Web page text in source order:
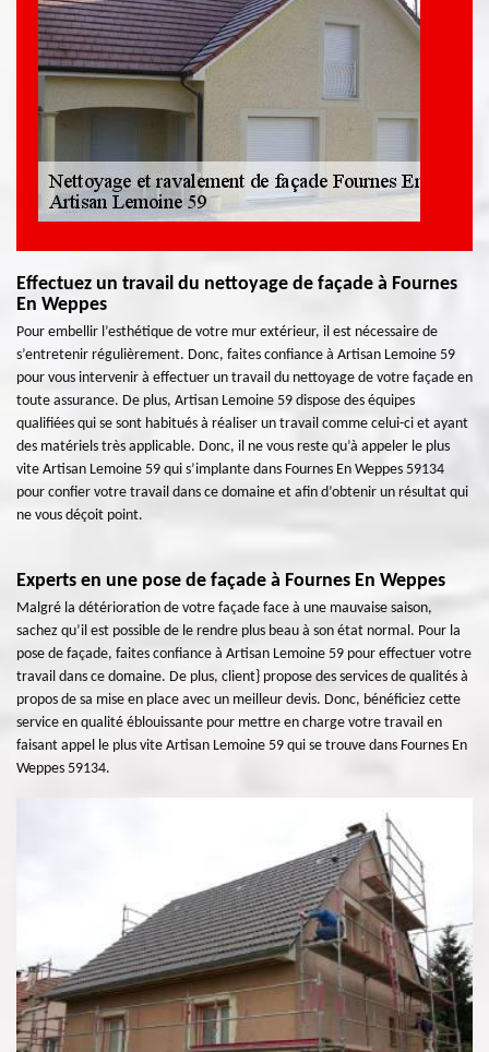
Effectuez un travail du nettoyage de façade à Fournes
En Weppes
Pour embellir l’esthétique de votre mur extérieur, il est nécessaire de
s’entretenir régulièrement. Donc, faites confiance à Artisan Lemoine 59
pour vous intervenir à effectuer un travail du nettoyage de votre façade en
toute assurance. De plus, Artisan Lemoine 59 dispose des équipes
qualifiées qui se sont habitués à réaliser un travail comme celui-ci et ayant
des matériels très applicable. Donc, il ne vous reste qu’à appeler le plus
vite Artisan Lemoine 59 qui s’implante dans Fournes En Weppes 59134
pour confier votre travail dans ce domaine et afin d’obtenir un résultat qui
ne vous déçoit point.
Experts en une pose de façade à Fournes En Weppes
Malgré la détérioration de votre façade face à une mauvaise saison,
sachez qu’il est possible de le rendre plus beau à son état normal. Pour la
pose de façade, faites confiance à Artisan Lemoine 59 pour effectuer votre
travail dans ce domaine. De plus, client} propose des services de qualités à
propos de sa mise en place avec un meilleur devis. Donc, bénéficiez cette
service en qualité éblouissante pour mettre en charge votre travail en
faisant appel le plus vite Artisan Lemoine 59 qui se trouve dans Fournes En
Weppes 59134.